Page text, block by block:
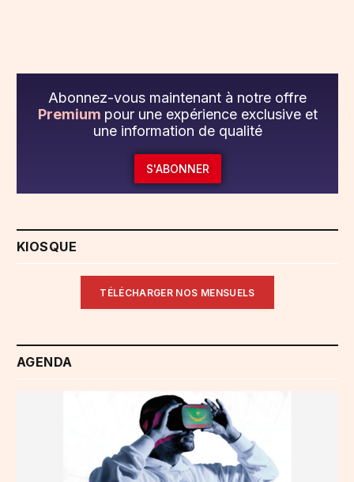
Abonnez-vous maintenant à notre offre
Premium pour une expérience exclusive et
une information de qualité
S'ABONNER
KIOSQUE
TÉLÉCHARGER NOS MENSUELS
AGENDA